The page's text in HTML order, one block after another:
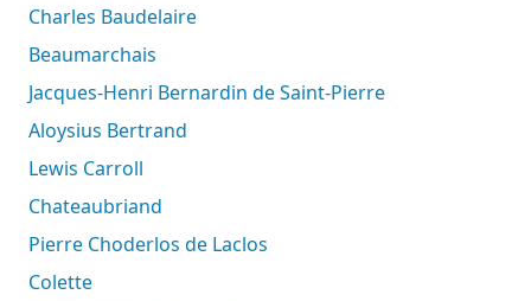
Charles Baudelaire
Beaumarchais
Jacques-Henri Bernardin de Saint-Pierre
Aloysius Bertrand
Lewis Carroll
Chateaubriand
Pierre Choderlos de Laclos
Colette